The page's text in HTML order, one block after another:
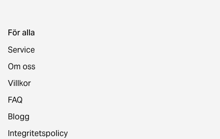
För alla
Service
Om oss
Villkor
FAQ
Blogg
Integritetspolicy